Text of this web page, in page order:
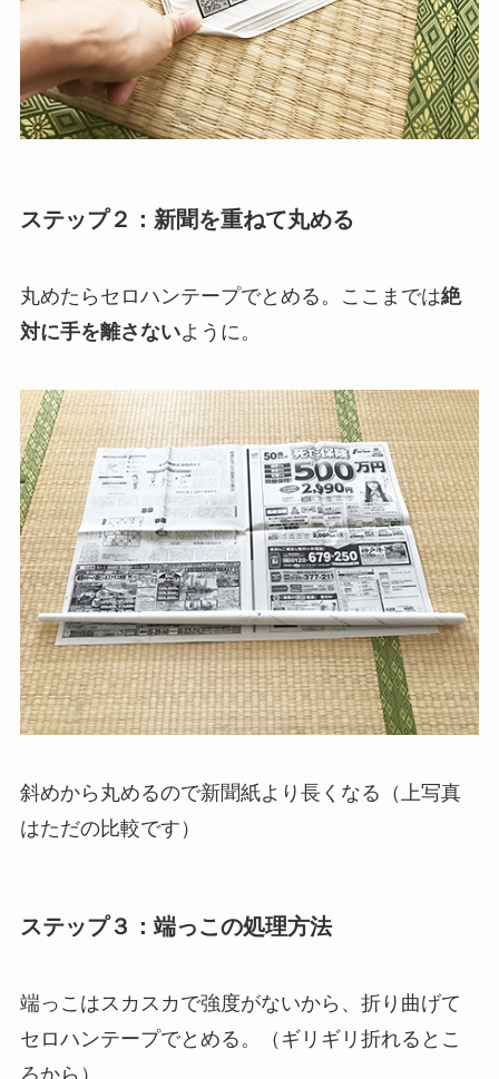
ステップ２：新聞を重ねて丸める
丸めたらセロハンテープでとめる。ここまでは絶
対に手を離さないように。
斜めから丸めるので新聞紙より長くなる（上写真
はただの比較です）
ステップ３：端っこの処理方法
端っこはスカスカで強度がないから、折り曲げて
セロハンテープでとめる。（ギリギリ折れるとこ